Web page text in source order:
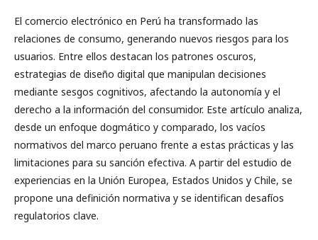
El comercio electrónico en Perú ha transformado las
relaciones de consumo, generando nuevos riesgos para los
usuarios. Entre ellos destacan los patrones oscuros,
estrategias de diseño digital que manipulan decisiones
mediante sesgos cognitivos, afectando la autonomía y el
derecho a la información del consumidor. Este artículo analiza,
desde un enfoque dogmático y comparado, los vacíos
normativos del marco peruano frente a estas prácticas y las
limitaciones para su sanción efectiva. A partir del estudio de
experiencias en la Unión Europea, Estados Unidos y Chile, se
propone una definición normativa y se identifican desafíos
regulatorios clave.